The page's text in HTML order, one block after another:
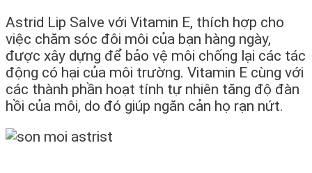
Astrid Lip Salve với Vitamin E, thích hợp cho
việc chăm sóc đôi môi của bạn hàng ngày,
được xây dựng để bảo vệ môi chống lại các tác
động có hại của môi trường. Vitamin E cùng với
các thành phần hoạt tính tự nhiên tăng độ đàn
hồi của môi, do đó giúp ngăn cản họ rạn nứt.